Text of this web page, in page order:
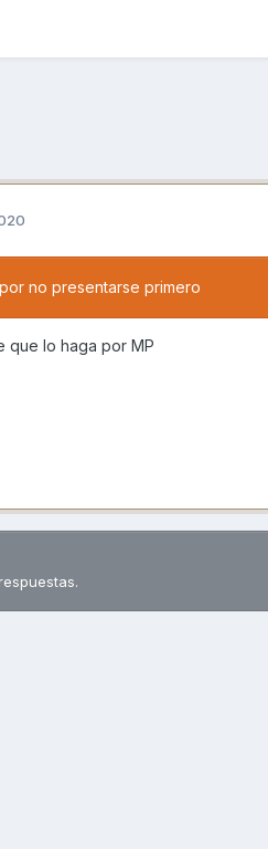
no presentarse primero
que lo haga por MP